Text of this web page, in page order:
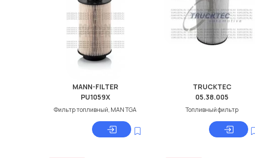
MANN-FILTER
PU1059X
Фильтр топливный, MAN TGA
TRUCKTEC
05.38.005
Топливный фильтр